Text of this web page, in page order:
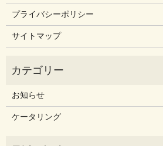
プライバシーポリシー
サイトマップ
お知らせ
ケータリング